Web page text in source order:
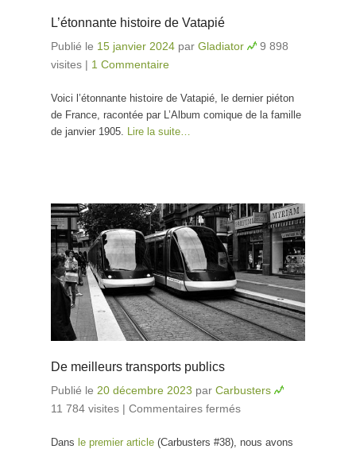
L’étonnante histoire de Vatapié
Publié le 15 janvier 2024 par Gladiator
9 898
visites | 1 Commentaire
Voici l’étonnante histoire de Vatapié, le dernier piéton
de France, racontée par L’Album comique de la famille
de janvier 1905. Lire la suite…
De meilleurs transports publics
Publié le 20 décembre 2023 par Carbusters
11 784 visites | Commentaires fermés
transports
Dans le premier article (Carbusters #38), nous avons